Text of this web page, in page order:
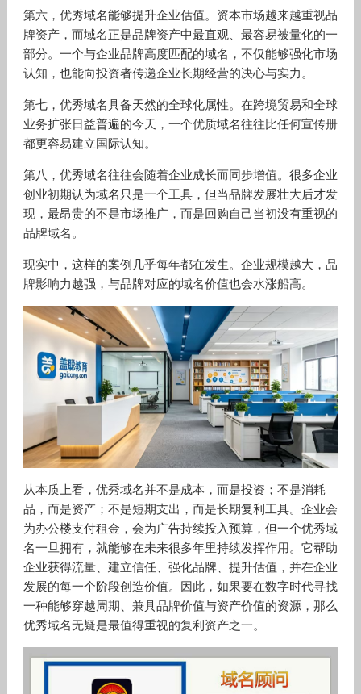
第六，优秀域名能够提升企业估值。资本市场越来越重视品
牌资产，而域名正是品牌资产中最直观、最容易被量化的一
部分。一个与企业品牌高度匹配的域名，不仅能够强化市场
认知，也能向投资者传递企业长期经营的决心与实力。
第七，优秀域名具备天然的全球化属性。在跨境贸易和全球
业务扩张日益普遍的今天，一个优质域名往往比任何宣传册
都更容易建立国际认知。
第八，优秀域名往往会随着企业成长而同步增值。很多企业
创业初期认为域名只是一个工具，但当品牌发展壮大后才发
现，最昂贵的不是市场推广，而是回购自己当初没有重视的
品牌域名。
现实中，这样的案例几乎每年都在发生。企业规模越大，品
牌影响力越强，与品牌对应的域名价值也会水涨船高。
从本质上看，优秀域名并不是成本，而是投资；不是消耗
品，而是资产；不是短期支出，而是长期复利工具。企业会
为办公楼支付租金，会为广告持续投入预算，但一个优秀域
名一旦拥有，就能够在未来很多年里持续发挥作用。它帮助
企业获得流量、建立信任、强化品牌、提升估值，并在企业
发展的每一个阶段创造价值。因此，如果要在数字时代寻找
一种能够穿越周期、兼具品牌价值与资产价值的资源，那么
优秀域名无疑是最值得重视的复利资产之一。